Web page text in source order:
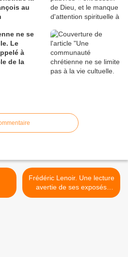
au
ne se
Le
à
de la
Frédéric Lenoir. Une lecture
avertie de ses exposés
historiques qui aide à situer